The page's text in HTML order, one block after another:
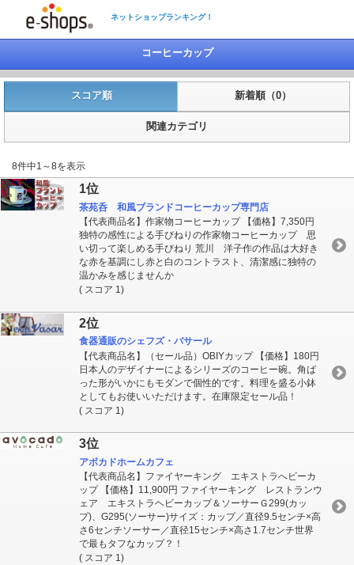
ネットショップランキング！
コーヒーカップ
スコア順 新着順（0）
関連カテゴリ
8件中1～8を表示
1位
茶苑呑 和風ブランドコーヒーカップ専門店
【代表商品名】作家物コーヒーカップ 【価格】7,350円
独特の感性による手ぴねりの作家物コーヒーカップ 思
い切って楽しめる手びねり 荒川 洋子作の作品は大好き
な赤を基調にし赤と白のコントラスト、清潔感に独特の
温かみを感じませんか
( スコア 1)
2位
食器通販のシェフズ・バサール
【代表商品名】（セール品）OBIYカップ 【価格】180円
日本人のデザイナーによるシリーズのコーヒー碗。角ば
った形がいかにもモダンで個性的です。料理を盛る小鉢
としてもお使いいただけます。在庫限定セール品！
( スコア 1)
3位
アボカドホームカフェ
【代表商品名】ファイヤーキング エキストラへビーカ
ップ 【価格】11,900円 ファイヤーキング レストランウ
ェア エキストラヘビーカップ＆ソーサーＧ299(カッ
プ)、G295(ソーサー)サイズ：カップ／直径9.5センチ×高
さ6センチソーサー／直径15センチ×高さ1.7センチ世界
で最もタフなカップ？！
( スコア 1)